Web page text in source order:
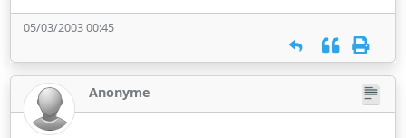
05/03/2003 00:45
Anonyme